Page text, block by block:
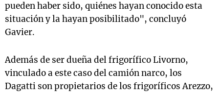
pueden haber sido, quiénes hayan conocido esta
situación y la hayan posibilitado", concluyó
Gavier.
Además de ser dueña del frigorífico Livorno,
vinculado a este caso del camión narco, los
Dagatti son propietarios de los frigoríficos Arezzo,